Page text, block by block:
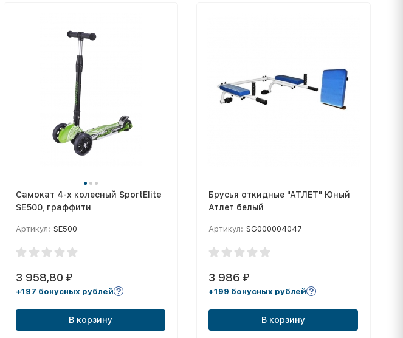
Самокат 4-х колесный SportElite
SE500, граффити
Артикул: SE500
3 958,80 ₽
+197 бонусных рублей
В корзину
Брусья откидные "АТЛЕТ" Юный
Атлет белый
Артикул: SG000004047
3 986 ₽
+199 бонусных рублей
В корзину